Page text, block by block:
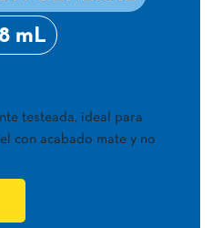
mL
testeada, ideal para
con acabado mate y no